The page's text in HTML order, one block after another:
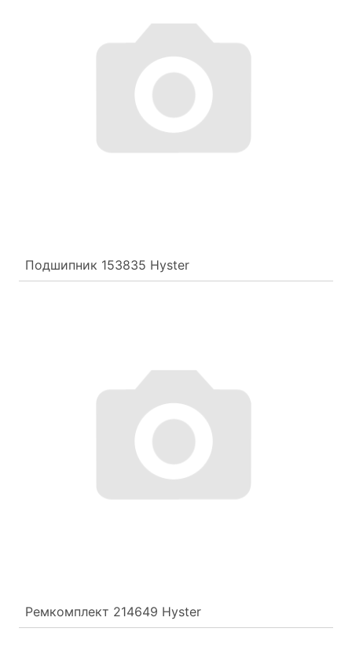
Подшипник 153835 Hyster
Ремкомплект 214649 Hyster